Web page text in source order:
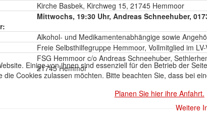
Kirche Basbek, Kirchweg 15, 21745 Hemmoor
Mittwochs, 19:30 Uhr, Andreas Schneehuber,
Alkohol- und Medikamentenabhängige sowie
Freie Selbsthilfegruppe Hemmoor, Vollmitglied im LV-
FSG Hemmoor c/o Andreas Schneehuber,
21745 Hemmor
Planen Sie hier ihre Anfahrt.
Einige von ihnen sind essenziell für den Betrieb der
die Cookies zulassen möchten. Bitte beachten Sie, dass bei
Weitere